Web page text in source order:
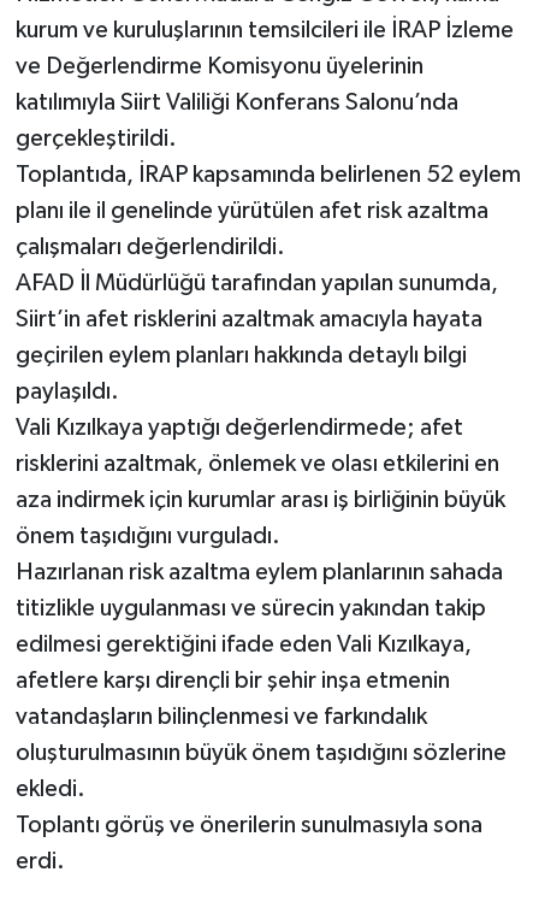
kurum ve kuruluşlarının temsilcileri ile İRAP İzleme
ve Değerlendirme Komisyonu üyelerinin
katılımıyla Siirt Valiliği Konferans Salonu’nda
gerçekleştirildi.
Toplantıda, İRAP kapsamında belirlenen 52 eylem
planı ile il genelinde yürütülen afet risk azaltma
çalışmaları değerlendirildi.
AFAD İl Müdürlüğü tarafından yapılan sunumda,
Siirt’in afet risklerini azaltmak amacıyla hayata
geçirilen eylem planları hakkında detaylı bilgi
paylaşıldı.
Vali Kızılkaya yaptığı değerlendirmede; afet
risklerini azaltmak, önlemek ve olası etkilerini en
aza indirmek için kurumlar arası iş birliğinin büyük
önem taşıdığını vurguladı.
Hazırlanan risk azaltma eylem planlarının sahada
titizlikle uygulanması ve sürecin yakından takip
edilmesi gerektiğini ifade eden Vali Kızılkaya,
afetlere karşı dirençli bir şehir inşa etmenin
vatandaşların bilinçlenmesi ve farkındalık
oluşturulmasının büyük önem taşıdığını sözlerine
ekledi.
Toplantı görüş ve önerilerin sunulmasıyla sona
erdi.